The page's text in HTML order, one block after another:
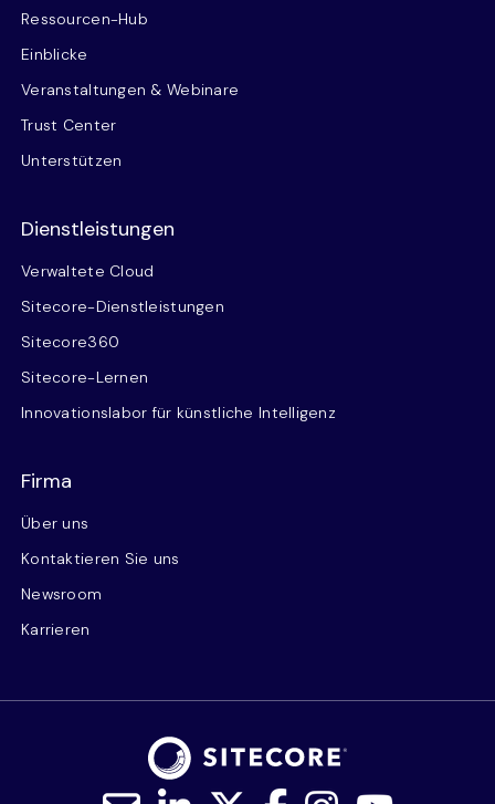
Ressourcen-Hub
Einblicke
Veranstaltungen & Webinare
Trust Center
Unterstützen
Dienstleistungen
Verwaltete Cloud
Sitecore-Dienstleistungen
Sitecore360
Sitecore-Lernen
Innovationslabor für künstliche Intelligenz
Firma
Über uns
Kontaktieren Sie uns
Newsroom
Karrieren